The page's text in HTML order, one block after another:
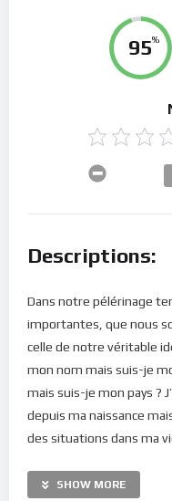
95%
Descriptions:
Dans notre pélérinage
importantes, que nous
celle de notre véritable
mon nom mais suis-je
mais suis-je mon pays ?
depuis ma naissance
des situations dans ma
situations ?
SHOW MORE